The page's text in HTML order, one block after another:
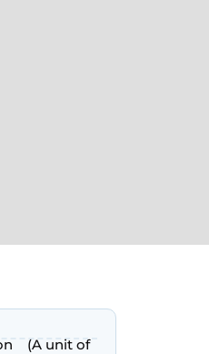
(A unit of